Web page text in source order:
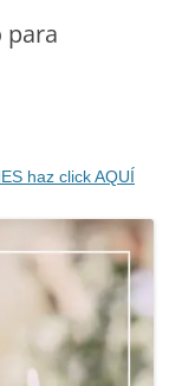
para
haz click AQUÍ